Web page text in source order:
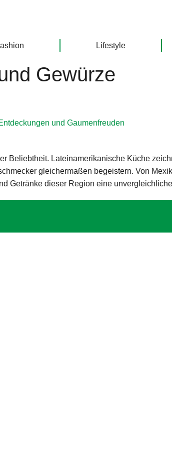
Lifestyle
Gewürze
und Gaumenfreuden
Beliebtheit. Lateinamerikanische Küche
gleichermaßen begeistern. Von
Getränke dieser Region eine